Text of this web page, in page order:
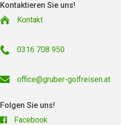
Kontaktieren Sie uns!
Kontakt
0316 708 950
office@gruber-golfreisen.at
Folgen Sie uns!
Facebook